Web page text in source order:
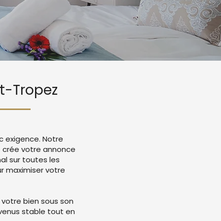
Tropez
exigence. Notre
votre annonce
sur toutes les
maximiser votre
bien sous son
stable tout en